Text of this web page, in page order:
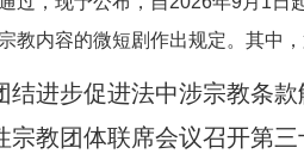
教内容的微短剧作出规定。其中
大或者主要剧情涉及政治、军事
结进步促进法中涉宗教条款
宗教团体联席会议召开第三